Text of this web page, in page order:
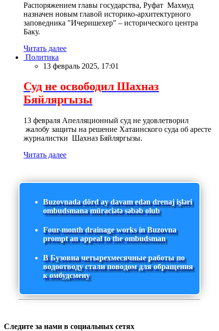
Распоряжением главы государства, Руфат Махмуд
назначен новым главой историко-архитектурного
заповедника "Ичеришехер" – исторического центра
Баку.
Читать далее
Политика
13 февраль 2025, 17:01
Суд не освободил Шахназ
Бяйляргызы
13 февраля Апелляционный суд не удовлетворил
жалобу защиты на решение Хатаинского суда об аресте
журналистки Шахназ Бяйляргызы.
Читать далее
Buzovnada dörd ay davam edən drenaj işləri
ombudsmana müraciətə səbəb olub
Four-month drainage works in Buzovna
prompt an appeal to the ombudsman
В Бузовна четырехмесячные работы по
водоотводу стали поводом для обращения
к омбудсмену
Следите за нами в социальных сетях